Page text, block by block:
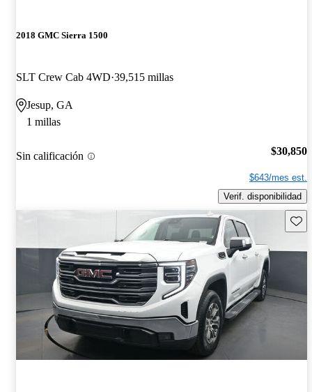
2018 GMC Sierra 1500
SLT Crew Cab 4WD 39,515 millas
Jesup, GA
1 millas
Sin calificación $30,850
$643/mes est.
Verif. disponibilidad